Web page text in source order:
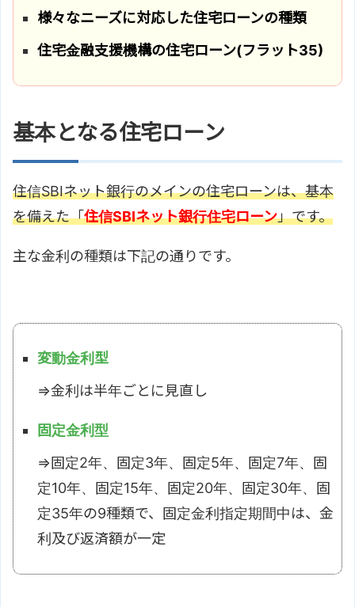
様々なニーズに対応した住宅ローンの種類
住宅金融支援機構の住宅ローン(フラット35)
基本となる住宅ローン
住信SBIネット銀行のメインの住宅ローンは、基本
を備えた「住信SBIネット銀行住宅ローン」です。
主な金利の種類は下記の通りです。
変動金利型
⇒金利は半年ごとに見直し
固定金利型
⇒固定2年、固定3年、固定5年、固定7年、固
定10年、固定15年、固定20年、固定30年、固
定35年の9種類で、固定金利指定期間中は、金
利及び返済額が一定